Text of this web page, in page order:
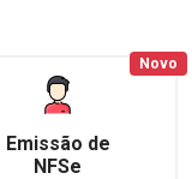
Emissão de
NFSe
Novo